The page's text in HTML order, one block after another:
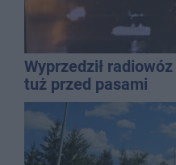
Wyprzedził
tuż przed pasami